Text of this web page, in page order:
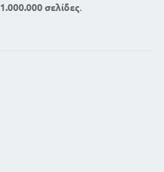
1.000.000 σελίδες.